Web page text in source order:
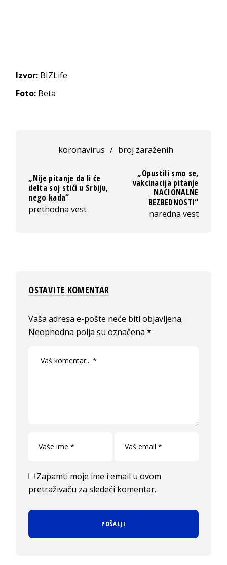
Izvor: BIZLife
Foto: Beta
koronavirus / broj zaraženih
„Nije pitanje da li će
delta soj stići u Srbiju,
nego kada“
prethodna vest
„Opustili smo se,
vakcinacija pitanje
NACIONALNE
BEZBEDNOSTI“
naredna vest
OSTAVITE KOMENTAR
Vaša adresa e-pošte neće biti objavljena.
Neophodna polja su označena*
Zapamti moje ime i email u ovom
pretraživaču za sledeći komentar.